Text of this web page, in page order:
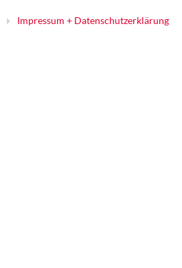
Impressum + Datenschutzerklärung